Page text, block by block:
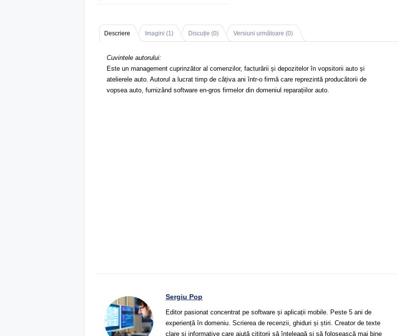
Descriere Imagini (1) Discuție (0) Versiuni următoare (0)
Cuvintele autorului:
Este un management cuprinzător al comenzilor, facturării și depozitelor în vopsitorii auto și
atelierele auto. Autorul a lucrat timp de câțiva ani într-o firmă care reprezintă producătorii de
vopsea auto, furnizând software en-gros firmelor din domeniul reparațiilor auto.
Sergiu Pop
Editor pasionat concentrat pe software și aplicații mobile. Peste 5 ani de
experiență în domeniu. Scrierea de recenzii, ghiduri și știri. Creator de texte
clare și informative care ajută cititorii să înțeleagă și să folosească mai bine